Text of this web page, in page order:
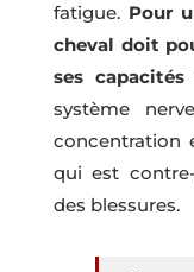
fatigue. Pour
cheval doit
ses capacités
système
concentration
qui est
des blessures.